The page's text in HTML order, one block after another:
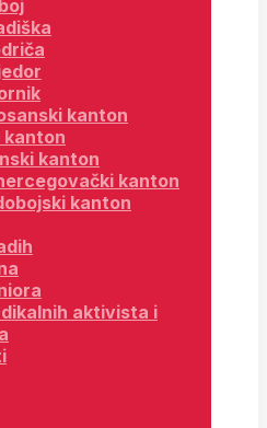
kanton
kanton
kanton
kanton
kanton
aktivista i